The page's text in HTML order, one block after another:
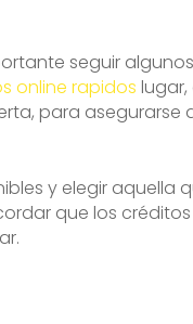
seguir
online rapidos
para asegurarse
y elegir aquella
que los